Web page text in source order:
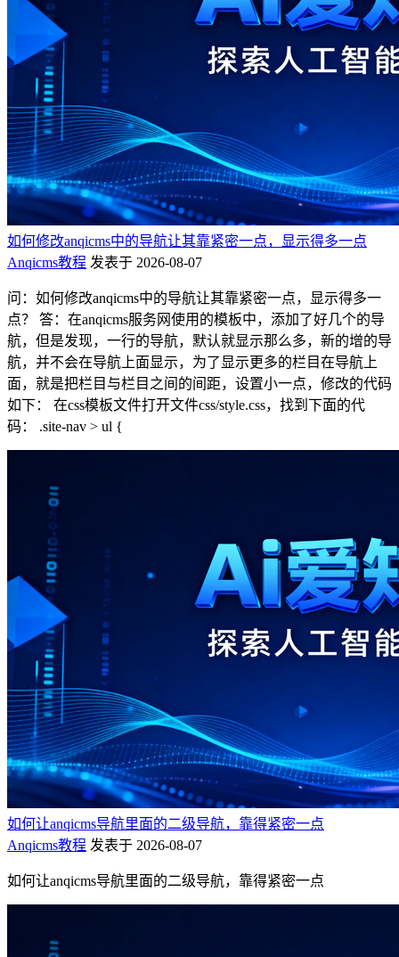
如何修改anqicms中的导航让其靠紧密一点，显示得多一点
Anqicms教程 发表于 2026-08-07
问：如何修改anqicms中的导航让其靠紧密一点，显示得多一
点？ 答：在anqicms服务网使用的模板中，添加了好几个的导
航，但是发现，一行的导航，默认就显示那么多，新的增的导
航，并不会在导航上面显示，为了显示更多的栏目在导航上
面，就是把栏目与栏目之间的间距，设置小一点，修改的代码
如下： 在css模板文件打开文件css/style.css，找到下面的代
码： .site-nav > ul {
如何让anqicms导航里面的二级导航，靠得紧密一点
Anqicms教程 发表于 2026-08-07
如何让anqicms导航里面的二级导航，靠得紧密一点